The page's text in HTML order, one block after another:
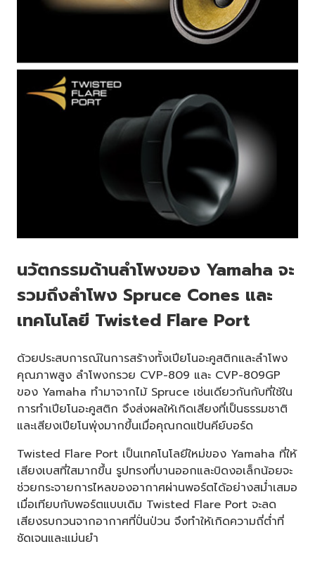
นวัตกรรมด้านลำโพงของ Yamaha จะ
รวมถึงลำโพง Spruce Cones และ
เทคโนโลยี Twisted Flare Port
ด้วยประสบการณ์ในการสร้างทั้งเปียโนอะคูสติกและลำโพง
คุณภาพสูง ลำโพงกรวย CVP-809 และ CVP-809GP
ของ Yamaha ทำมาจากไม้ Spruce เช่นเดียวกันกับที่ใช้ใน
การทำเปียโนอะคูสติก จึงส่งผลให้เกิดเสียงที่เป็นธรรมชาติ
และเสียงเปียโนพุ่งมากขึ้นเมื่อคุณกดแป้นคีย์บอร์ด
Twisted Flare Port เป็นเทคโนโลยีใหม่ของ Yamaha ที่ให้
เสียงเบสที่ใสมากขึ้น รูปทรงที่บานออกและบิดงอเล็กน้อยจะ
ช่วยกระจายการไหลของอากาศผ่านพอร์ตได้อย่างสม่ำเสมอ
เมื่อเทียบกับพอร์ตแบบเดิม Twisted Flare Port จะลด
เสียงรบกวนจากอากาศที่ปั่นป่วน จึงทำให้เกิดความถี่ต่ำที่
ชัดเจนและแม่นยำ